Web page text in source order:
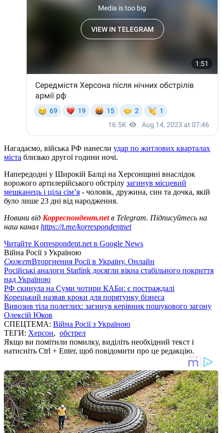
Нагадаємо, війська РФ нанесли удар по житлових кварталах
міста близько другої години ночі.
Напередодні у Широкій Балці на Херсонщині внаслідок
ворожого артилерійського обстрілу загинув місцевий
мешканець і ціла сім’я - чоловік, дружина, син та дочка, якій
було лише 23 дні від народження.
Новини від Корреспондент.netв Telegram. Підписуйтесь на
наш канал https://t.me/korrespondentnet
Читайте Korrespondent.net в Google News
Війна Росії з Україною
СюжетВторгнення Росії в Україну. Онлайн
Російські аналоги Starlink досягли вікна стабільного покриття
над Україною
РФ скинула на Суми чотири КАБи: є постраждалі
Корецький назвав кроки для порятунку бізнеса
Вивозив тіла полеглих: загинув керівник пошукового загону
Олексій Юков
СПЕЦТЕМА: Війна Росії з Україною
ТЕГИ: Херсон, обстрел
Якщо ви помітили помилку, виділіть необхідний текст і
натисніть Ctrl + Enter, щоб повідомити про це редакцію.